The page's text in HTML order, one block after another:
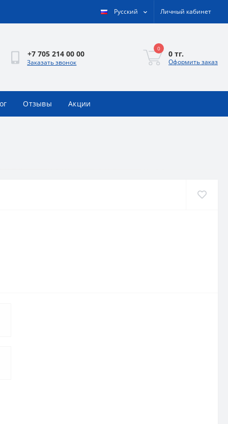
Русский Личный кабинет
+7 705 214 00 00
Заказать звонок
0
0 тг.
Оформить заказ
Отзывы Акции